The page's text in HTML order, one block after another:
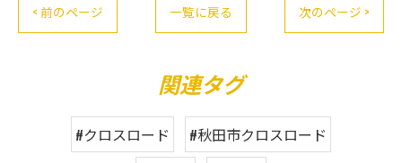
< 前のページ 一覧に戻る 次のページ >
関連タグ
#クロスロード
#秋田市クロスロード